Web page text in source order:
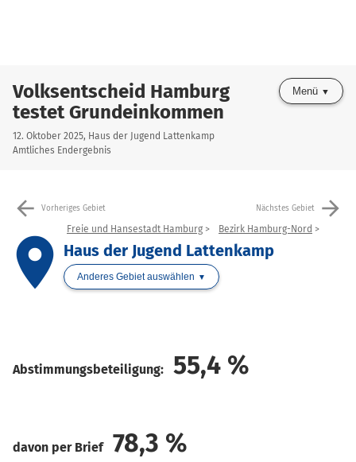
Volksentscheid Hamburg
testet Grundeinkommen
12. Oktober 2025, Haus der Jugend Lattenkamp
Amtliches Endergebnis
Menü
arrow_back Vorheriges Gebiet Nächstes Gebiet arrow_forward
place
Freie und Hansestadt Hamburg Bezirk Hamburg-Nord
Haus der Jugend Lattenkamp
Anderes Gebiet auswählen
Abstimmungsbeteiligung: 55,4 %
davon per Brief 78,3 %